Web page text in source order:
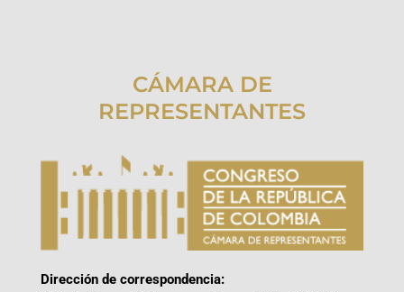
CÁMARA DE
REPRESENTANTES
Dirección de correspondencia: